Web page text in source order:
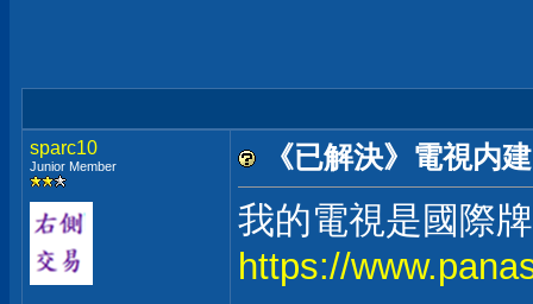
sparc10
Junior Member 《已解決》電視内
我的電視是國際
https://